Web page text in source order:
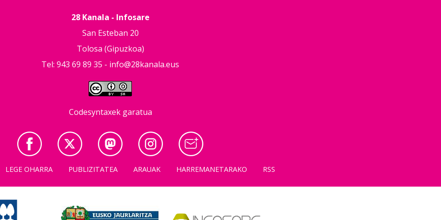
28 Kanala - Infosare
San Esteban 20
Tolosa (Gipuzkoa)
Tel: 943 69 89 35 - info@28kanala.eus
Codesyntaxek garatua
LEGE OHARRA PUBLIZITATEA ARAUAK HARREMANETARAKO RSS